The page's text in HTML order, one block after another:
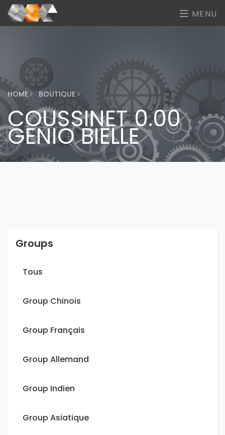
MENU
HOME BOUTIQUE
COUSSINET 0.00
GENIO BIELLE
Groups
Tous
Group Chinois
Group Français
Group Allemand
Group Indien
Group Asiatique